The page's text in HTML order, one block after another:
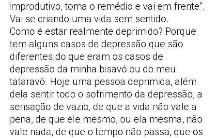
improdutivo, toma o remédio e vai em frente”.
Vai se criando uma vida sem sentido.
Como é estar realmente deprimido? Porque
tem alguns casos de depressão que são
diferentes do que eram os casos de
depressão da minha bisavó ou do meu
tataravô. Hoje uma pessoa deprimida, além
dela sentir todo o sofrimento da depressão, a
sensação de vazio, de que a vida não vale a
pena, de que ele mesmo, ou ela mesma, não
vale nada, de que o tempo não passa, que os